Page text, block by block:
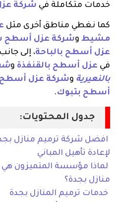
خدمات متكاملة في شركة
كما نغطي مناطق أخرى مثل
مشيط وشركة عزل أسطح
عزل أسطح بالباحة، إلى
في عزل أسطح بالقنفذة و
بالنعيرية وشركة عزل أسطح
أسطح بتبوك.
جدول المحتويات:
افضل شركة ترميم منازل
لإعادة تأهيل المباني
لماذا مؤسسة المتميزون
منازل بجدة؟
خدمات ترميم المنازل بجدة